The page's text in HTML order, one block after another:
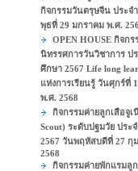
กิจกรรมวันตรุษจีน ประจ
พุธที่ 29 มกราคม พ.ศ.
OPEN HOUSE กิจกร
นิทรรศการวันวิชาการ ป
ศึกษา 2567 Life long
แห่งการเรียนรู้ วันศุกร์ที่
พ.ศ. 2568
กิจกรรมค่ายลูกเสือจูเ
Scout) ระดับปฐมวัย ประ
2567 วันพฤหัสบดีที่ 27 กุ
2568
กิจกรรมค่ายพักแรมลู